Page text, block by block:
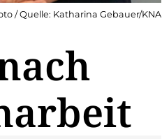
/ Quelle: Katharina Gebauer/KNA